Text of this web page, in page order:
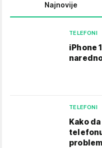
Najnovije
TELEFONI
iPhone
TELEFONI
Kako